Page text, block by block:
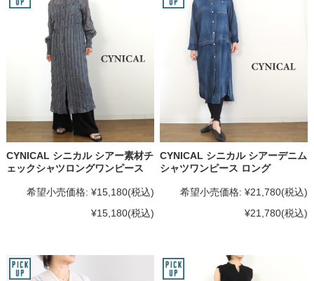
CYNICAL シニカル シアー素材チ
ェックシャツロングワンピース
希望小売価格: ¥15,180(税込)
¥15,180(税込)
CYNICAL シニカル シアーデニム
シャツワンピース ロング
希望小売価格: ¥21,780(税込)
¥21,780(税込)